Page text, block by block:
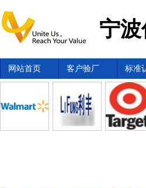
宁波
网站首页 客户验厂 标准